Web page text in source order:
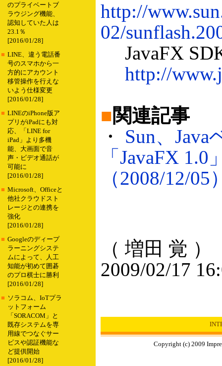
のプライベートブ
ラウジング機能、
認知していた人は
23.1％
[2016/01/28]
■ LINE、違う電話番
号のスマホから一
方的にアカウント
移管操作を行えな
いよう仕様変更
[2016/01/28]
■ LINEのiPhone版ア
プリがiPadにも対
応、「LINE for
iPad」より多機
能、大画面で音
声・ビデオ通話が
可能に
[2016/01/28]
■ Microsoft、Officeと
他社クラウドスト
レージとの連携を
強化
[2016/01/28]
■ Googleのディープ
ラーニングシステ
ムによって、人工
知能が初めて囲碁
のプロ棋士に勝利
[2016/01/28]
■ ソラコム、IoTプラ
ットフォーム
「SORACOM」と
既存システムを専
用線でつなぐサー
ビスや認証機能な
ど提供開始
[2016/01/28]
http://
02/
JavaFX
http://
■関連記事
・ Sun、
「JavaFX
（2008/12/05
（ 増田 覚 ）
2009/02/17
Copyright (c) 2009